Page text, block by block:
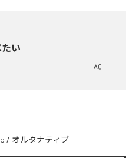
い
AQ
/ オルタナティブ